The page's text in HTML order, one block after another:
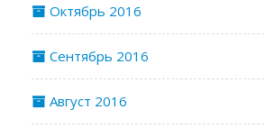
Октябрь 2016
Сентябрь 2016
Август 2016